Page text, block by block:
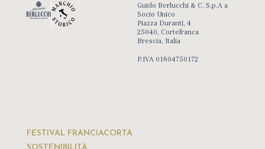
Guido Berlucchi & C. S.p.A a
Socio Unico
Piazza Duranti, 4
25040, Cortefranca
Brescia, Italia
P.IVA 01604750172
FESTIVAL FRANCIACORTA
SOSTENIBILITÀ